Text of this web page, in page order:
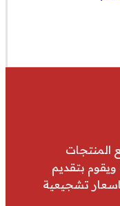
المنتجات
بتقديم
تشجيعية